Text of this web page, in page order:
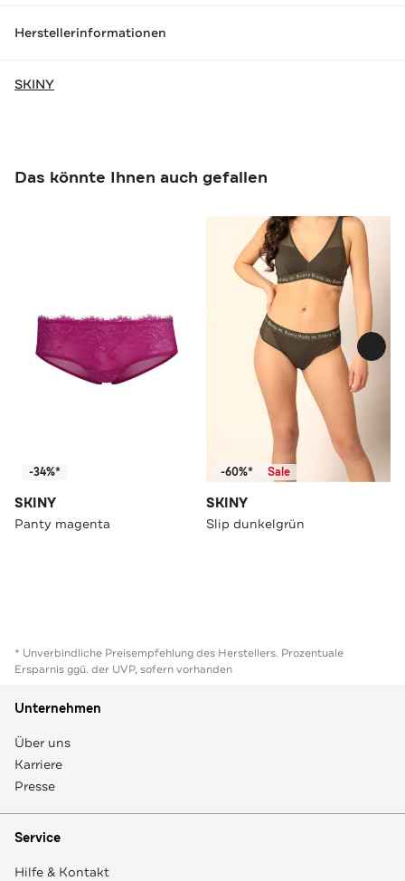
Herstellerinformationen
SKINY
Das könnte Ihnen auch gefallen
-34%*
SKINY
Panty magenta
-60%* Sale
SKINY
Slip dunkelgrün
* Unverbindliche Preisempfehlung des Herstellers. Prozentuale
Ersparnis ggü. der UVP, sofern vorhanden
Unternehmen
Über uns
Karriere
Presse
Service
Hilfe & Kontakt